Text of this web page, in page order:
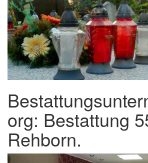
org: Bestattung
Rehborn.